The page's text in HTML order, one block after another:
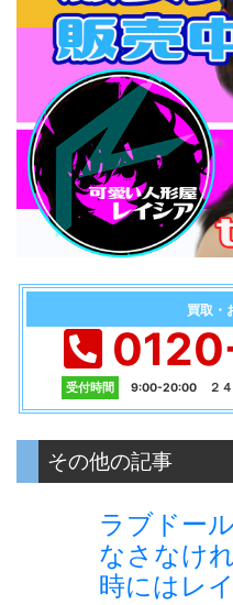
買取・
受付時間 9:00-20:00 ２４
その他の記事
ラブドー
なさなけ
時にはレ